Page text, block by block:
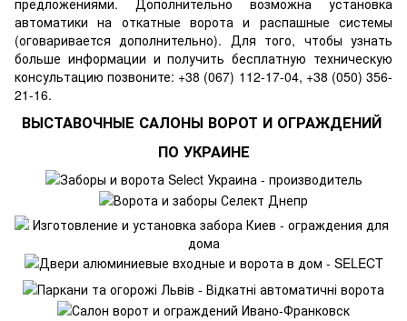
предложениями. Дополнительно возможна установка
автоматики на откатные ворота и распашные системы
(оговаривается дополнительно). Для того, чтобы узнать
больше информации и получить бесплатную техническую
консультацию позвоните: +38 (067) 112-17-04, +38 (050) 356-
21-16.
ВЫСТАВОЧНЫЕ САЛОНЫ ВОРОТ И ОГРАЖДЕНИЙ
ПО УКРАИНЕ